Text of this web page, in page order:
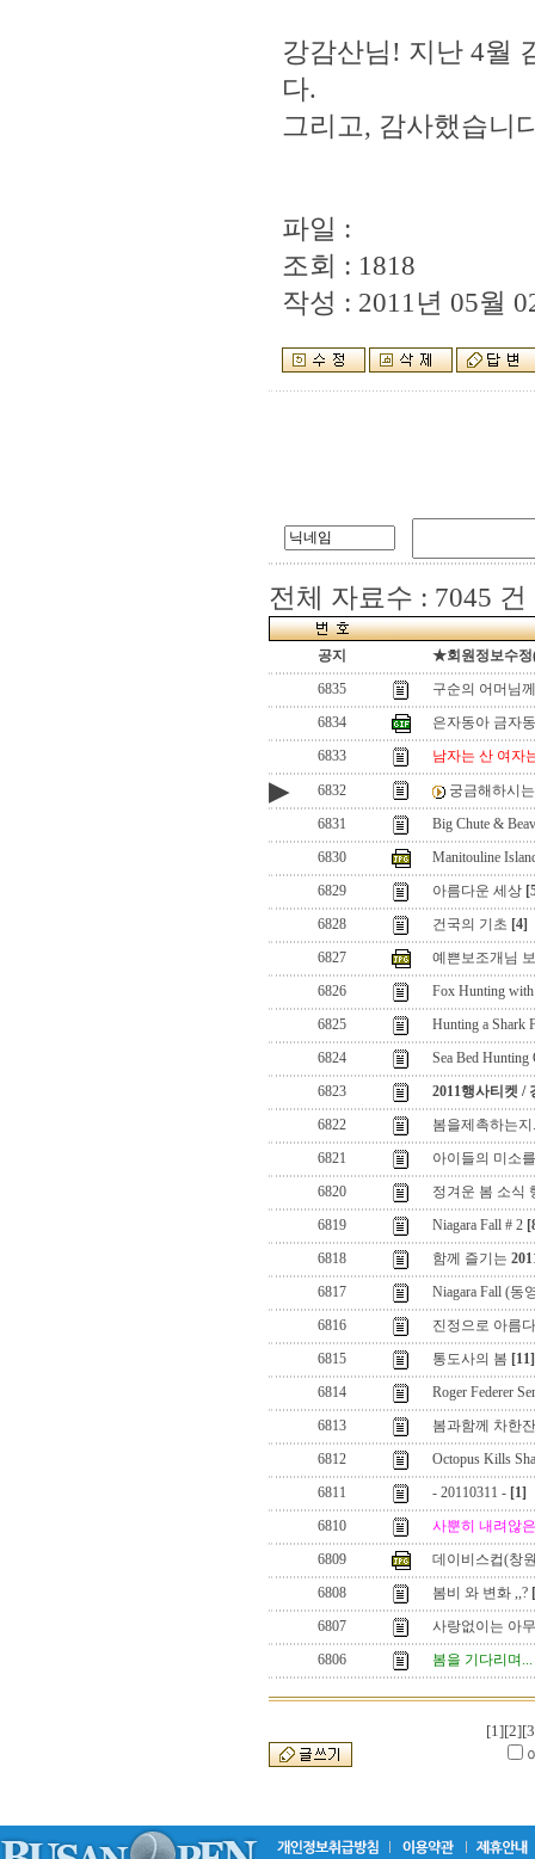
강감산님! 지난 4월
다.
그리고, 감사했습니
파일 :
조회 : 1818
작성 : 2011년 05월
전체 자료수 : 7045 건
공지
★회원정보수
6835
구순의 어머님
6834
은자동아 금자
6833
남자는 산 여자
▶ 6832
궁금해하시
6831
Big Chute &
6830
Manitouline
6829
아름다운 세상
6828
건국의 기초 [4]
6827
예쁜보조개님
6826
Fox Hunting with
6825
Hunting a Shark
6824
Sea Bed Hunting
6823
2011행사티켓 /
6822
봄을제촉하는지
6821
아이들의 미소
6820
정겨운 봄 소식
6819
Niagara Fall # 2
6818
함께 즐기는
6817
Niagara Fall (동
6816
진정으로 아름
6815
통도사의 봄 [11]
6814
Roger Federer
6813
봄과함께 차한
6812
Octopus Kills
6811
- 20110311 - [1]
6810
사뿐히 내려않
6809
데이비스컵(창
6808
봄비 와 변화 ,,?
6807
사랑없이는 아
6806
봄을 기다리며...
[1][2]